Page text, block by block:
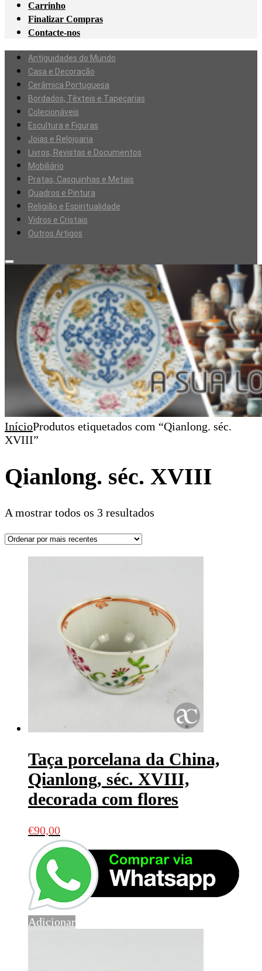
Carrinho
Finalizar Compras
Contacte-nos
Antiguidades do Mundo
Casa e Decoração
Cerâmica Portuguesa
Bordados, Têxteis e Tapeçarias
Colecionáveis
Escultura e Figuras
Joias e Relojoaria
Livros, Revistas e Documentos
Mobiliário
Pratas, Casquinhas e Metais
Quadros e Pintura
Religião e Espiritualidade
Vidros e Cristais
Outros Artigos
InícioProdutos etiquetados com “Qianlong. séc.
XVIII”
Qianlong. séc. XVIII
A mostrar todos os 3 resultados
Taça porcelana da China,
Qianlong, séc. XVIII,
decorada com flores
€90,00
Adicionar